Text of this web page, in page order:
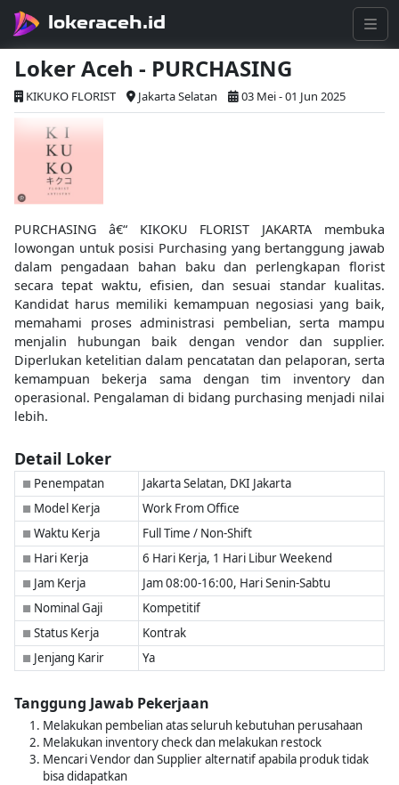
lokeraceh.id
Loker Aceh - PURCHASING
KIKUKO FLORIST Jakarta Selatan 03 Mei - 01 Jun 2025
PURCHASING â€“ KIKOKU FLORIST JAKARTA membuka
lowongan untuk posisi Purchasing yang bertanggung jawab
dalam pengadaan bahan baku dan perlengkapan florist
secara tepat waktu, efisien, dan sesuai standar kualitas.
Kandidat harus memiliki kemampuan negosiasi yang baik,
memahami proses administrasi pembelian, serta mampu
menjalin hubungan baik dengan vendor dan supplier.
Diperlukan ketelitian dalam pencatatan dan pelaporan, serta
kemampuan bekerja sama dengan tim inventory dan
operasional. Pengalaman di bidang purchasing menjadi nilai
lebih.
Detail Loker
■ Penempatan Jakarta Selatan, DKI Jakarta
■ Model Kerja Work From Office
■ Waktu Kerja Full Time / Non-Shift
■ Hari Kerja 6 Hari Kerja, 1 Hari Libur Weekend
■ Jam Kerja Jam 08:00-16:00, Hari Senin-Sabtu
■ Nominal Gaji Kompetitif
■ Status Kerja Kontrak
■ Jenjang Karir Ya
Tanggung Jawab Pekerjaan
Melakukan pembelian atas seluruh kebutuhan perusahaan
Melakukan inventory check dan melakukan restock
Mencari Vendor dan Supplier alternatif apabila produk tidak
bisa didapatkan